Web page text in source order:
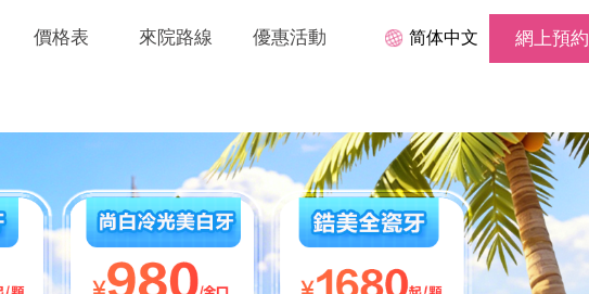
價格表 來院路線 優惠活動 简体中文 網上預約